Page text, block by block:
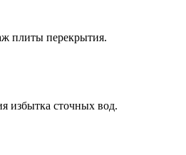
плиты перекрытия.
избытка сточных вод.